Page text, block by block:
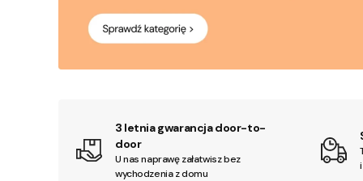
3 letnia gwarancja door-to-
door
U nas naprawę załatwisz bez
wychodzenia z domu